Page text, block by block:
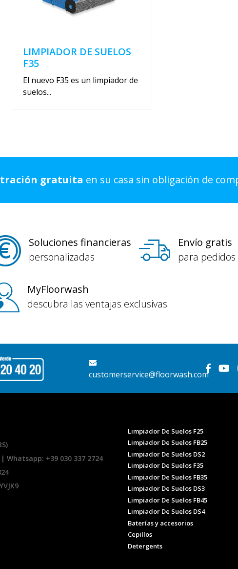
LIMPIADOR DE SUELOS
F35
El nuevo F35 es un limpiador de
suelos...
gratuita en su casa sin obligación de
Soluciones financieras
personalizadas
Envío gratis
para
MyFloorwash
descubra las ventajas exclusivas
customerservice@floorwash.com
| Whatsapp: +39 030 337 2724
Limpiador De Suelos F25
Limpiador De Suelos FB25
Limpiador De Suelos DS2
Limpiador De Suelos F35
Limpiador De Suelos FB35
Limpiador De Suelos DS3
Limpiador De Suelos FB45
Limpiador De Suelos DS4
Baterías y accesorios
Cepillos
Detergents